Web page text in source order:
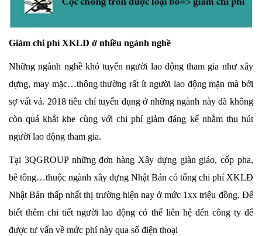
Giảm chi phí XKLĐ ở nhiều ngành nghề
Những ngành nghề khó tuyển người lao động tham gia như xây
dựng, may mặc…thông thường rất ít người lao động mặn mà bởi
sợ vất vả. 2018 tiêu chí tuyển dụng ở những ngành này đã không
còn quá khắt khe cùng với chi phí giảm đáng kể nhằm thu hút
người lao động tham gia.
Tại 3QGROUP những đơn hàng Xây dựng giàn giáo, cốp pha,
bê tông…thuộc ngành xây dựng Nhật Bản có tổng chi phí XKLĐ
Nhật Bản thấp nhất thị trường hiện nay ở mức 1xx triệu đồng. Để
biết thêm chi tiết người lao động có thể liên hệ đến công ty để
được tư vấn về mức phí này qua số điện thoại